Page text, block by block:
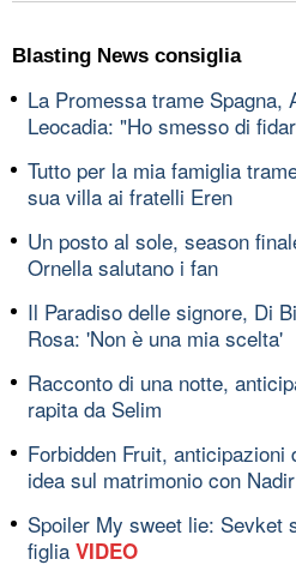
Blasting News consiglia
La Promessa trame Spagna,
Leocadia: "Ho smesso di
Tutto per la mia famiglia
sua villa ai fratelli Eren
Un posto al sole, season
Ornella salutano i fan
Il Paradiso delle signore, Di
Rosa: 'Non è una mia scelta'
Racconto di una notte,
rapita da Selim
Forbidden Fruit,
idea sul matrimonio con Nadir
Spoiler My sweet lie: Sevket
figlia VIDEO